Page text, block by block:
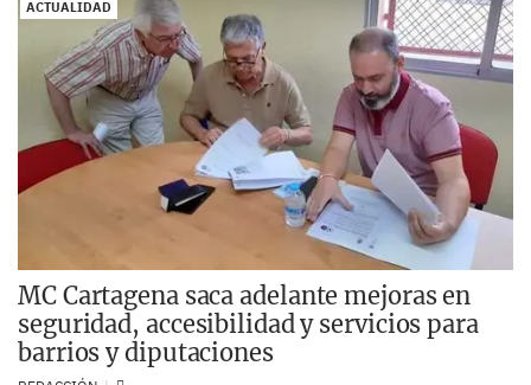
ACTUALIDAD
MC Cartagena saca adelante mejoras en
seguridad, accesibilidad y servicios para
barrios y diputaciones